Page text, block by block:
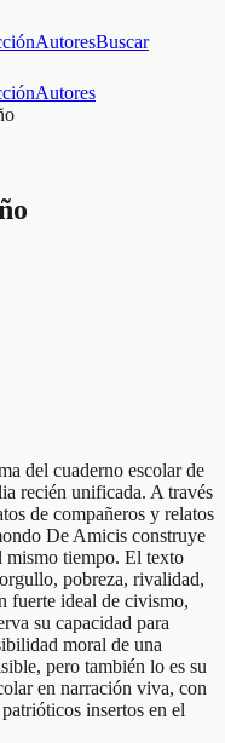
AutoresBuscar
Autores
del cuaderno escolar de
recién unificada. A través
de compañeros y relatos
De Amicis construye
mismo tiempo. El texto
pobreza, rivalidad,
fuerte ideal de civismo,
su capacidad para
moral de una
pero también lo es su
en narración viva, con
insertos en el